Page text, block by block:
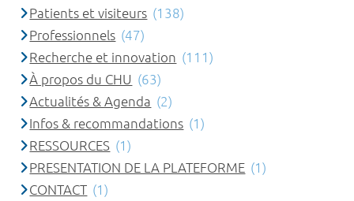
Patients et visiteurs (138)
Professionnels (47)
Recherche et innovation (111)
À propos du CHU (63)
Actualités & Agenda (2)
Infos & recommandations (1)
RESSOURCES (1)
PRESENTATION DE LA PLATEFORME (1)
CONTACT (1)